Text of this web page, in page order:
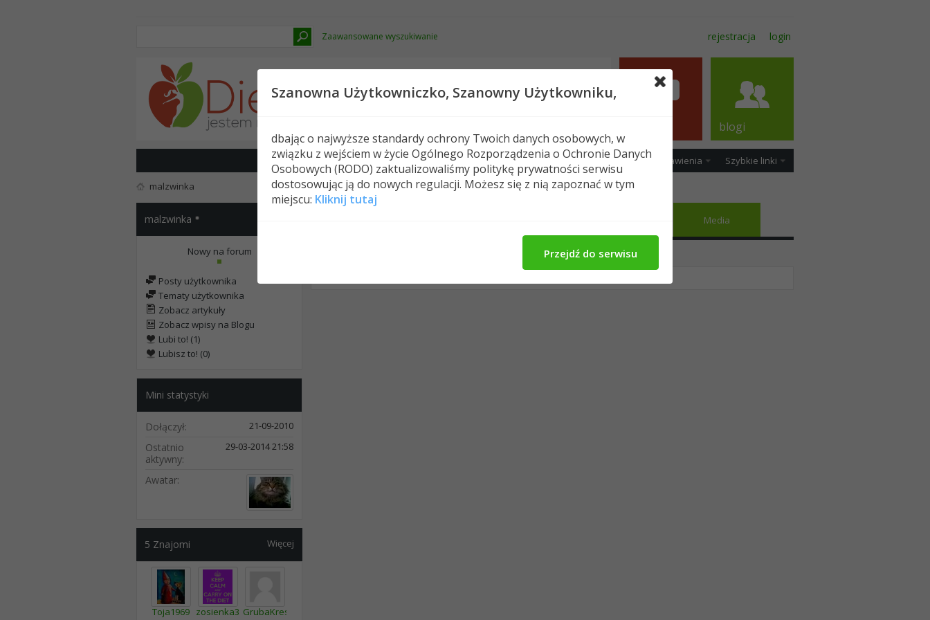
Zaawansowane wyszukiwanie rejestracja login
Nowe posty FAQ Kalendarz Spełeczność Ustawienia Szybkie linki
blogi
malzwinka
malzwinka
Nowy na forum
Posty użytkownika
Tematy użytkownika
Zobacz artykuły
Zobacz wpisy na Blogu
Lubi to! (1)
Lubisz to! (0)
Mini statystyki
Dołączył 21-09-2010
Ostatnio
aktywny
29-03-201421:58
Awatar
Więcej
5 Znajomi
Toja1969 zosienka33GrubaKreska
Media
Szanowna Użytkowniczko, Szanowny Użytkowniku,
dbając o najwyższe standardy ochrony Twoich danych osobowych, w
związku z wejściem w życie Ogólnego Rozporządzenia o Ochronie Danych
Osobowych (RODO) zaktualizowaliśmy politykę prywatności serwisu
dostosowując ją do nowych regulacji. Możesz się z nią zapoznać w tym
miejscu: Kliknij tutaj
Przejdź do serwisu